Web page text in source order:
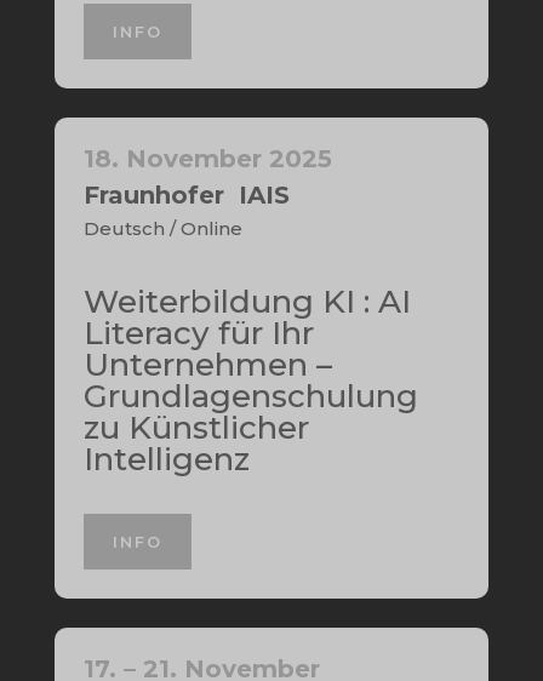
INFO
18. November 2025
Fraunhofer IAIS
Deutsch / Online
Weiterbildung KI : AI
Literacy für Ihr
Unternehmen –
Grundlagenschulung
zu Künstlicher
Intelligenz
INFO
17. – 21. November